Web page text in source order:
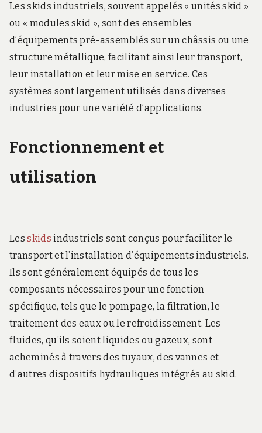
Les skids industriels, souvent appelés « unités skid »
ou « modules skid », sont des ensembles
d’équipements pré-assemblés sur un châssis ou une
structure métallique, facilitant ainsi leur transport,
leur installation et leur mise en service. Ces
systèmes sont largement utilisés dans diverses
industries pour une variété d’applications.
Fonctionnement et
utilisation
Lesskids industriels sont conçus pour faciliter le
transport et l’installation d’équipements industriels.
Ils sont généralement équipés de tous les
composants nécessaires pour une fonction
spécifique, tels que le pompage, la filtration, le
traitement des eaux ou le refroidissement. Les
fluides, qu’ils soient liquides ou gazeux, sont
acheminés à travers des tuyaux, des vannes et
d’autres dispositifs hydrauliques intégrés au skid.